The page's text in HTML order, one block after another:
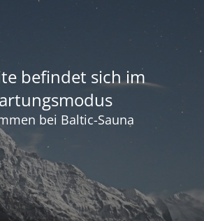
befindet sich im
bei Baltic-Sauna